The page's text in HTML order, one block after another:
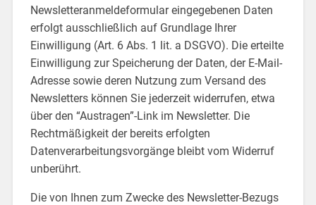
Newsletteranmeldeformular eingegebenen Daten
erfolgt ausschließlich auf Grundlage Ihrer
Einwilligung (Art. 6 Abs. 1 lit. a DSGVO). Die erteilte
Einwilligung zur Speicherung der Daten, der E-Mail-
Adresse sowie deren Nutzung zum Versand des
Newsletters können Sie jederzeit widerrufen, etwa
über den “Austragen”-Link im Newsletter. Die
Rechtmäßigkeit der bereits erfolgten
Datenverarbeitungsvorgänge bleibt vom Widerruf
unberührt.
Die von Ihnen zum Zwecke des Newsletter-Bezugs